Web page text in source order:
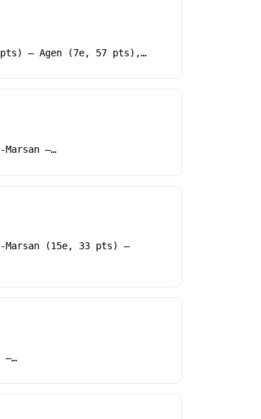
pts) – Agen (7e, 57 pts),…
–…
Marsan (15e, 33 pts) –
–…